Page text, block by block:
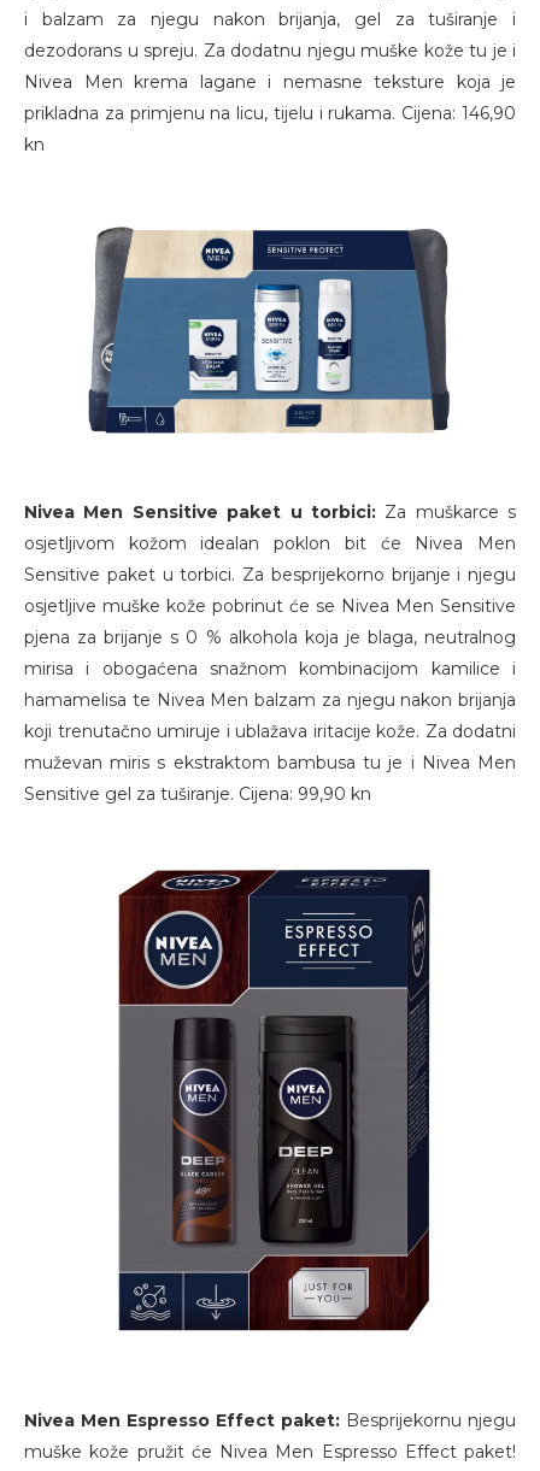
i balzam za njegu nakon brijanja, gel za tuširanje i
dezodorans u spreju. Za dodatnu njegu muške kože tu je i
Nivea Men krema lagane i nemasne teksture koja je
prikladna za primjenu na licu, tijelu i rukama. Cijena: 146,90
kn
Nivea Men Sensitive paket u torbici:Za muškarce s
osjetljivom kožom idealan poklon bit će Nivea Men
Sensitive paket u torbici. Za besprijekorno brijanje i njegu
osjetljive muške kože pobrinut će se Nivea Men Sensitive
pjena za brijanje s 0 % alkohola koja je blaga, neutralnog
mirisa i obogaćena snažnom kombinacijom kamilice i
hamamelisa te Nivea Men balzam za njegu nakon brijanja
koji trenutačno umiruje i ublažava iritacije kože. Za dodatni
muževan miris s ekstraktom bambusa tu je i Nivea Men
Sensitive gel za tuširanje. Cijena: 99,90 kn
Nivea Men Espresso Effect paket: Besprijekornu njegu
muške kože pružit će Nivea Men Espresso Effect paket!